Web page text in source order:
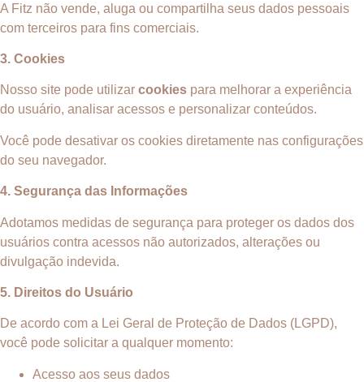
A Fitz não vende, aluga ou compartilha seus dados pessoais
com terceiros para fins comerciais.
3. Cookies
Nosso site pode utilizar cookies para melhorar a experiência
do usuário, analisar acessos e personalizar conteúdos.
Você pode desativar os cookies diretamente nas configurações
do seu navegador.
4. Segurança das Informações
Adotamos medidas de segurança para proteger os dados dos
usuários contra acessos não autorizados, alterações ou
divulgação indevida.
5. Direitos do Usuário
De acordo com a Lei Geral de Proteção de Dados (LGPD),
você pode solicitar a qualquer momento:
Acesso aos seus dados